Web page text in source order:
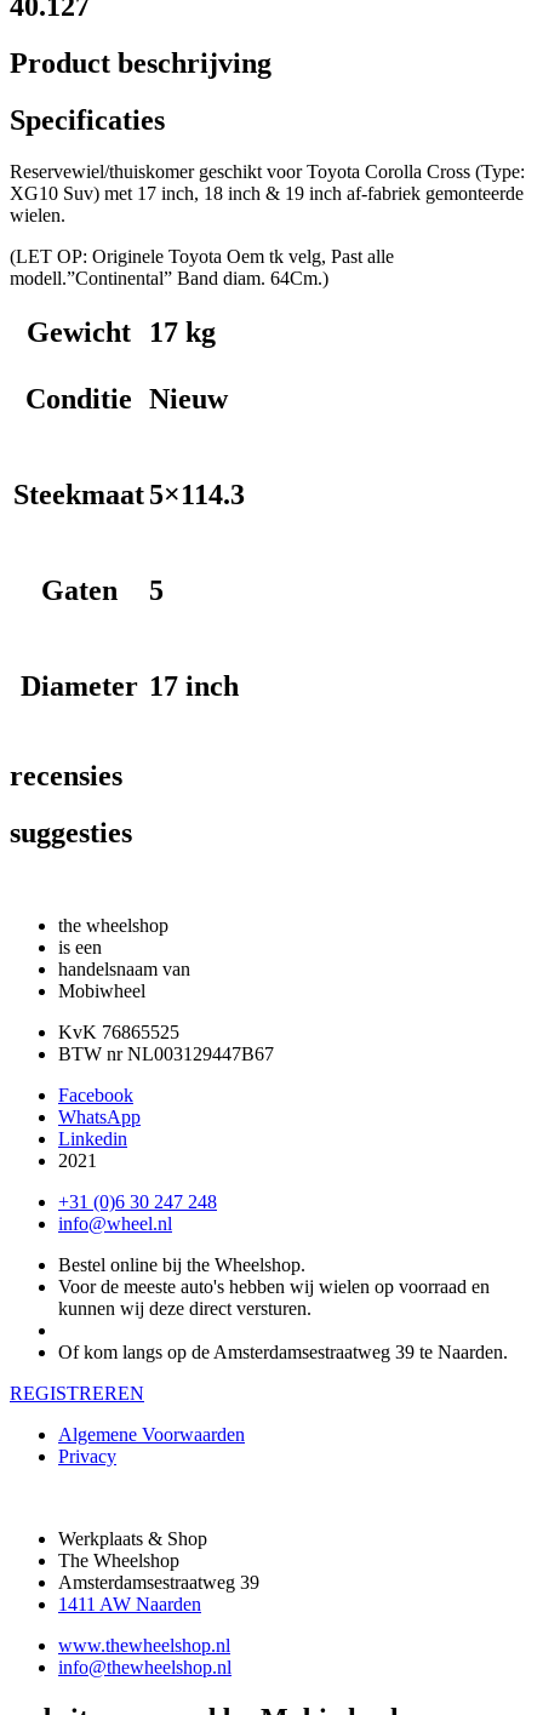
Product beschrijving
Specificaties
Reservewiel/thuiskomer geschikt voor Toyota Corolla Cross (Type:
XG10 Suv) met 17 inch, 18 inch & 19 inch af-fabriek gemonteerde
wielen.
(LET OP: Originele Toyota Oem tk velg, Past alle
modell.”Continental” Band diam. 64Cm.)
Gewicht 17 kg
Conditie Nieuw
Steekmaat5×114.3
Gaten 5
Diameter 17 inch
recensies
suggesties
the wheelshop
is een
handelsnaam van
Mobiwheel
KvK 76865525
BTW nr NL003129447B67
Facebook
WhatsApp
Linkedin
2021
+31 (0)6 30 247 248
info@wheel.nl
Bestel online bij the Wheelshop.
Voor de meeste auto's hebben wij wielen op voorraad en
kunnen wij deze direct versturen.
Of kom langs op de Amsterdamsestraatweg 39 te Naarden.
REGISTREREN
Algemene Voorwaarden
Privacy
Werkplaats & Shop
The Wheelshop
Amsterdamsestraatweg 39
1411 AW Naarden
www.thewheelshop.nl
info@thewheelshop.nl